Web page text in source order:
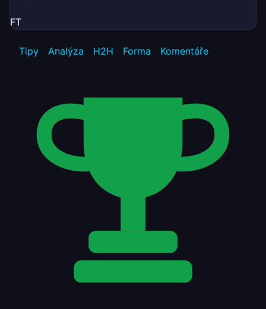
FT
Tipy Analýza H2H Forma Komentáře